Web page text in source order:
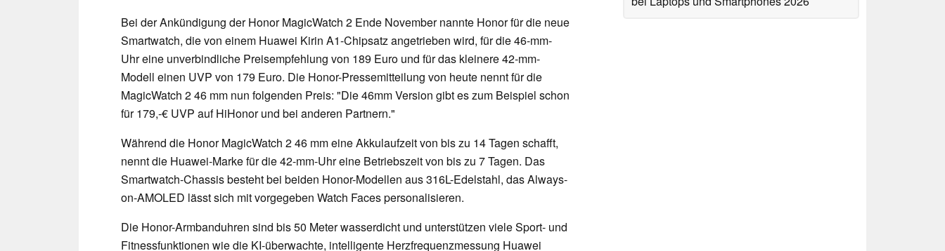
Bei der Ankündigung der Honor MagicWatch 2 Ende November nannte Honor für die neue
Smartwatch, die von einem Huawei Kirin A1-Chipsatz angetrieben wird, für die 46-mm-
Uhr eine unverbindliche Preisempfehlung von 189 Euro und für das kleinere 42-mm-
Modell einen UVP von 179 Euro. Die Honor-Pressemitteilung von heute nennt für die
MagicWatch 2 46 mm nun folgenden Preis: "Die 46mm Version gibt es zum Beispiel schon
für 179,-€ UVP auf HiHonor und bei anderen Partnern."
Während die Honor MagicWatch 2 46 mm eine Akkulaufzeit von bis zu 14 Tagen schafft,
nennt die Huawei-Marke für die 42-mm-Uhr eine Betriebszeit von bis zu 7 Tagen. Das
Smartwatch-Chassis besteht bei beiden Honor-Modellen aus 316L-Edelstahl, das Always-
on-AMOLED lässt sich mit vorgegeben Watch Faces personalisieren.
Die Honor-Armbanduhren sind bis 50 Meter wasserdicht und unterstützen viele Sport- und
Fitnessfunktionen wie die KI-überwachte, intelligente Herzfrequenzmessung Huawei